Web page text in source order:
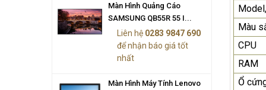
Màn Hình Quảng Cáo
SAMSUNG QB55R 55 I...
Liên hệ 0283 9847 690
để nhận báo giá tốt
nhất
Màn Hình Máy Tính Lenovo
Màu
CPU
RAM
Ổ